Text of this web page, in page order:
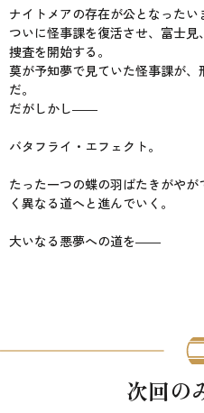
ナイトメアの存在が公となった
ついに怪事課を復活させ、富士
捜査を開始する。
莫が予知夢で見ていた怪事課が
だ。
だがしかし――
バタフライ・エフェクト。
たった一つの蝶の羽ばたきがや
く異なる道へと進んでいく。
大いなる悪夢への道を――
次回の